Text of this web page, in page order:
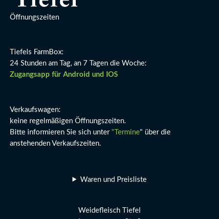
Öffnungszeiten
Tiefels FarmBox:
24 Stunden am Tag, an 7 Tagen die Woche:
Zugangsapp für Android und IOS
Verkaufswagen:
keine regelmäßigen Öffnungszeiten.
Bitte informieren Sie sich unter "Termine" über die
anstehenden Verkaufszeiten.
Waren und Preisliste
Weidefleisch Tiefel